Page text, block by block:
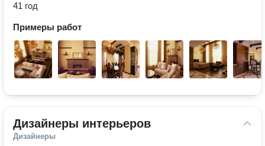
41 год
Примеры работ
Дизайнеры интерьеров
Дизайнеры